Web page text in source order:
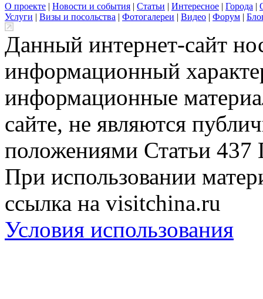
О проекте | Новости и события | Статьи | Интересное | Города |
Услуги | Визы и посольства | Фотогалереи | Видео | Форум |
Данный интернет-сайт
информационный
информационные
сайте, не являются
положениями Статьи 437
При использовании
ссылка на visitchina.ru
Условия использования